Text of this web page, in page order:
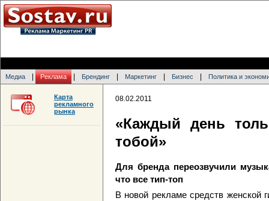
Медиа Реклама Брендинг Маркетинг Бизнес Политика и
08.02.2011
«Каждый день
тобой»
Для бренда переозвучили
что все тип-топ
В новой рекламе средств женской
Карта
рекламного
рынка